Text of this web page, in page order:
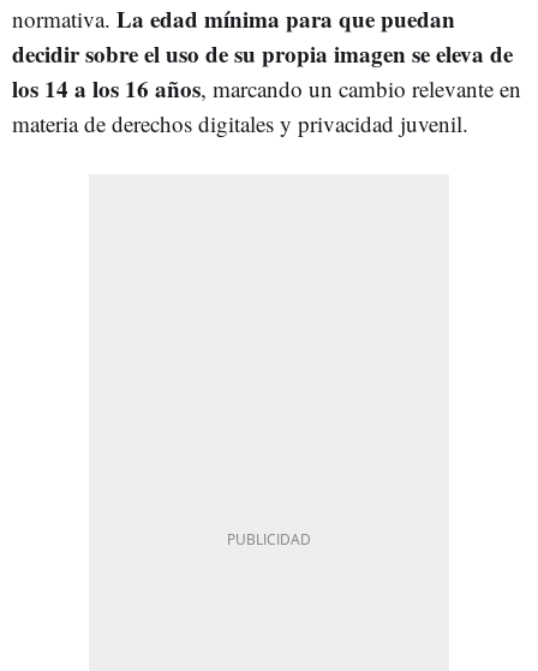
normativa. La edad mínima para que puedan
decidir sobre el uso de su propia imagen se eleva de
los 14 a los 16 años, marcando un cambio relevante en
materia de derechos digitales y privacidad juvenil.